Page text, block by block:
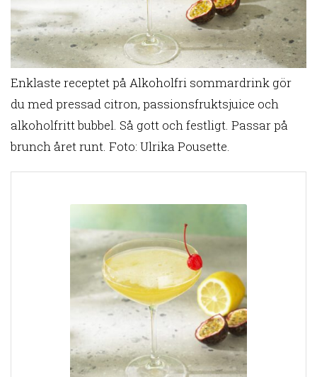
Enklaste receptet på Alkoholfri sommardrink gör
du med pressad citron, passionsfruktsjuice och
alkoholfritt bubbel. Så gott och festligt. Passar på
brunch året runt. Foto: Ulrika Pousette.